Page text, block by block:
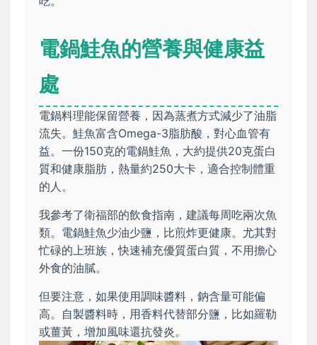
電鍋鮭魚的營養與健康益
處
電鍋料理能保留營養，因為蒸煮方式減少了油脂
流失。鮭魚富含Omega-3脂肪酸，對心血管有
益。一份150克的電鍋鮭魚，大約提供20克蛋白
質和健康脂肪，熱量約250大卡，適合控制體重
的人。
我參考了衛福部的飲食指南，建議每周吃兩次魚
類。電鍋鮭魚少油少鹽，比煎炸更健康。尤其對
忙碌的上班族，快速補充優質蛋白質，不用擔心
外食的油膩。
但要注意，如果使用調味醬料，鈉含量可能偏
高。自製醬料時，用香料代替部分鹽，比如羅勒
或薑黃，增加風味還抗發炎。